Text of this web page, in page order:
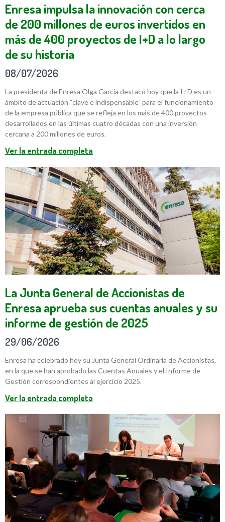
Enresa impulsa la innovación con cerca
de 200 millones de euros invertidos en
más de 400 proyectos de I+D a lo largo
de su historia
08/07/2026
La presidenta de Enresa Olga García destacó hoy que la I+D es un
ámbito de actuación “clave e indispensable” para el funcionamiento
de la empresa pública que se refleja en los más de 400 proyectos
desarrollados en las últimas cuatro décadas con una inversión
cercana a 200 millones de euros.
Ver la entrada completa
La Junta General de Accionistas de
Enresa aprueba sus cuentas anuales y su
informe de gestión de 2025
29/06/2026
Enresa ha celebrado hoy su Junta General Ordinaria de Accionistas,
en la que se han aprobado las Cuentas Anuales y el Informe de
Gestión correspondientes al ejercicio 2025.
Ver la entrada completa